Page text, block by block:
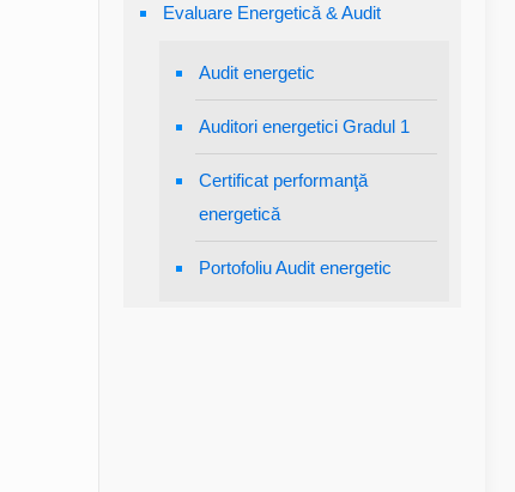
Evaluare Energetică & Audit
Audit energetic
Auditori energetici Gradul 1
Certificat performanţă
energetică
Portofoliu Audit energetic